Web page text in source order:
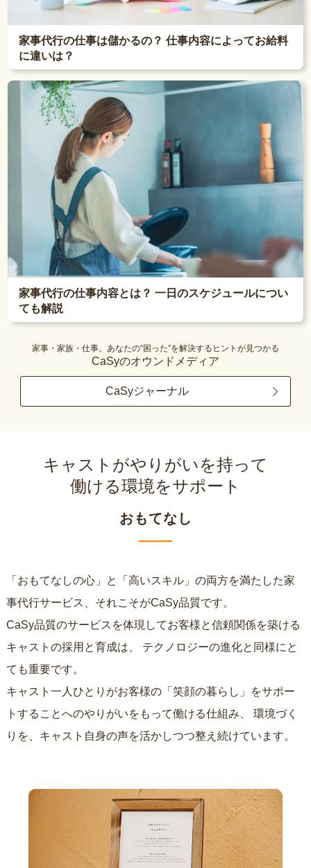
家事代行の仕事は儲かるの？ 仕事内容によってお給料
に違いは？
家事代行の仕事内容とは？ 一日のスケジュールについ
ても解説
家事・家族・仕事。あなたの“困った”を解決するヒントが見つかる
CaSyのオウンドメディア
CaSyジャーナル
キャストがやりがいを持って
働ける環境をサポート
おもてなし
「おもてなしの心」と「高いスキル」の両方を満たした家
事代行サービス、それこそがCaSy品質です。
CaSy品質のサービスを体現してお客様と信頼関係を築ける
キャストの採用と育成は、
ても重要です。
キャスト一人ひとりがお客様の「笑顔の暮らし」をサポー
トすることへのやりがいをもって働ける仕組み、
りを、キャスト自身の声を活かしつつ整え続けています。